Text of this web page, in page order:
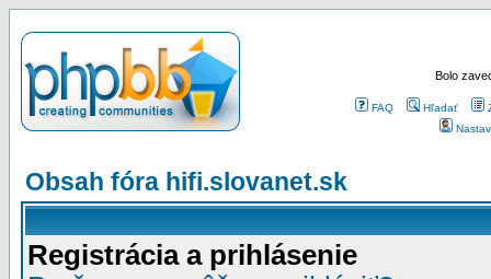
Bolo
FAQ Hľadať
Obsah fóra hifi.slovanet.sk
Registrácia a prihlásenie